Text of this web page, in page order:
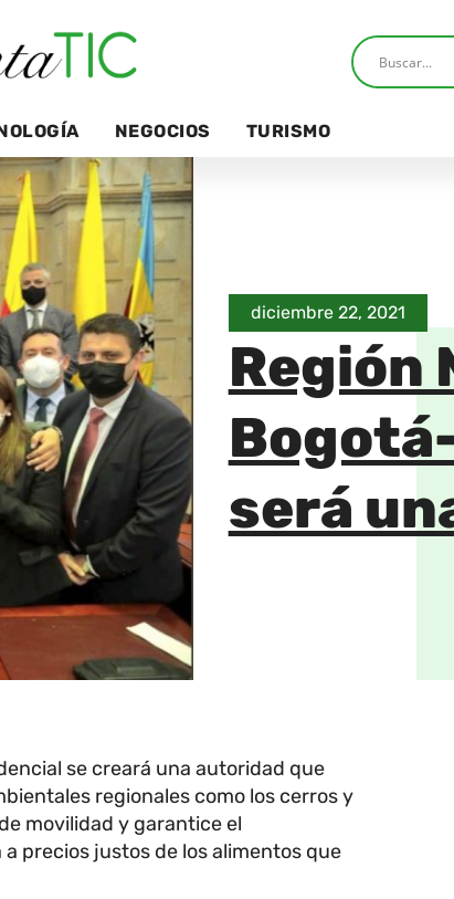
NEGOCIOS TURISMO
diciembre 22, 2021
Región
será
se creará una autoridad que
regionales como los cerros y
movilidad y garantice el
precios justos de los alimentos que